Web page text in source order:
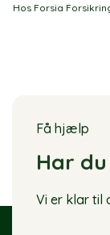
Hos Forsia
Få hjælp
Har
Vi er klar til